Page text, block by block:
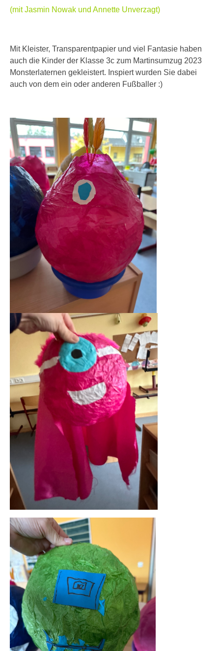
(mit Jasmin Nowak und Annette Unverzagt)
Mit Kleister, Transparentpapier und viel Fantasie haben
auch die Kinder der Klasse 3c zum Martinsumzug 2023
Monsterlaternen gekleistert. Inspiert wurden Sie dabei
auch von dem ein oder anderen Fußballer :)